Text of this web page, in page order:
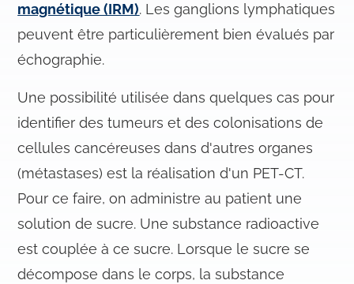
magnétique (IRM). Les ganglions lymphatiques
peuvent être particulièrement bien évalués par
échographie.
Une possibilité utilisée dans quelques cas pour
identifier des tumeurs et des colonisations de
cellules cancéreuses dans d'autres organes
(métastases) est la réalisation d'un PET-CT.
Pour ce faire, on administre au patient une
solution de sucre. Une substance radioactive
est couplée à ce sucre. Lorsque le sucre se
décompose dans le corps, la substance